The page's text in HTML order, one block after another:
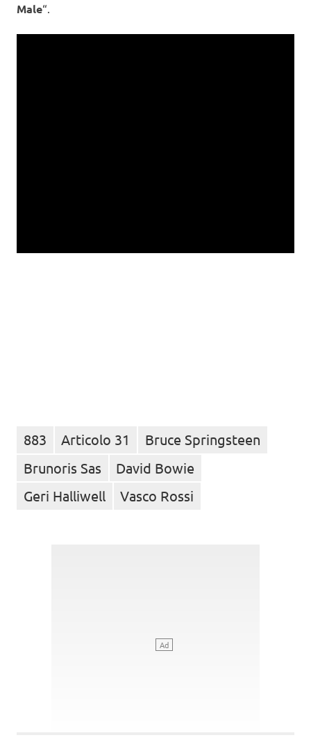
Male“.
883 Articolo 31
Bruce Springsteen
Brunoris Sas
David Bowie
Geri Halliwell
Vasco Rossi